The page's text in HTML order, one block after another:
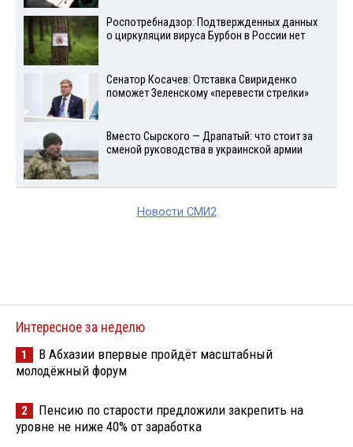
Роспотребнадзор: Подтвержденных данных
о циркуляции вируса Бурбон в России нет
Сенатор Косачев: Отставка Свириденко
поможет Зеленскому «перевести стрелки»
Вместо Сырского — Драпатый: что стоит за
сменой руководства в украинской армии
Новости СМИ2
Интересное за неделю
1
В Абхазии впервые пройдёт масштабный
молодёжный форум
2
Пенсию по старости предложили закрепить на
уровне не ниже 40% от заработка